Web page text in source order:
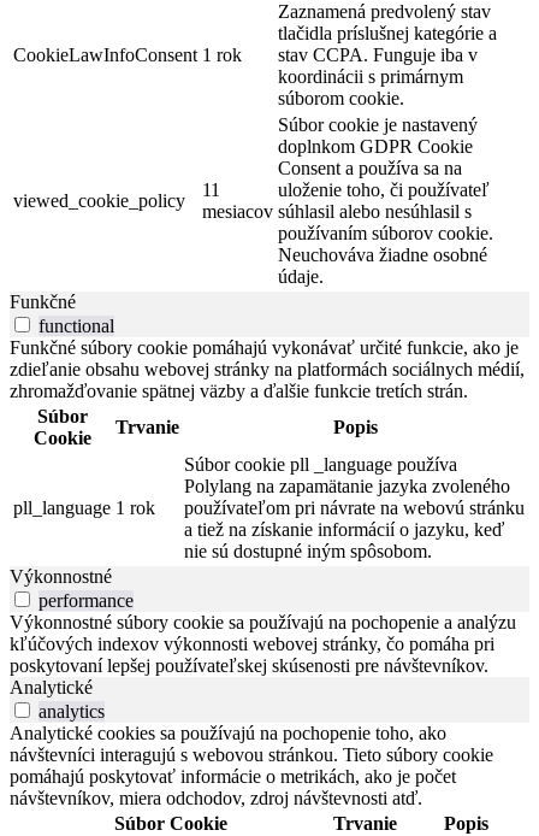
CookieLawInfoConsent 1 rok
Zaznamená predvolený stav
tlačidla príslušnej kategórie a
stav CCPA. Funguje iba v
koordinácii s primárnym
súborom cookie.
viewed_cookie_policy
11
mesiacov
Súbor cookie je nastavený
doplnkom GDPR Cookie
Consent a používa sa na
uloženie toho, či používateľ
súhlasil alebo nesúhlasil s
používaním súborov cookie.
Neuchováva žiadne osobné
údaje.
Funkčné
functional
Funkčné súbory cookie pomáhajú vykonávať určité funkcie, ako je
zdieľanie obsahu webovej stránky na platformách sociálnych médií,
zhromažďovanie spätnej väzby a ďalšie funkcie tretích strán.
Súbor
Cookie
Trvanie Popis
pll_language 1 rok
Súbor cookie pll _language používa
Polylang na zapamätanie jazyka zvoleného
používateľom pri návrate na webovú stránku
a tiež na získanie informácií o jazyku, keď
nie sú dostupné iným spôsobom.
Výkonnostné
performance
Výkonnostné súbory cookie sa používajú na pochopenie a analýzu
kľúčových indexov výkonnosti webovej stránky, čo pomáha pri
poskytovaní lepšej používateľskej skúsenosti pre návštevníkov.
Analytické
analytics
Analytické cookies sa používajú na pochopenie toho, ako
návštevníci interagujú s webovou stránkou. Tieto súbory cookie
pomáhajú poskytovať informácie o metrikách, ako je počet
návštevníkov, miera odchodov, zdroj návštevnosti atď.
Súbor Cookie
Trvanie Popis